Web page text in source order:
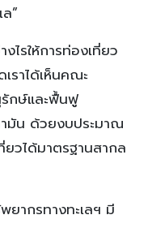
”
ไรให้การท่องเที่ยว
ราได้เห็นคณะ
กษ์และฟื้นฟู
มัน ด้วยงบประมาณ
วได้มาตรฐานสากล
ยากรทางทะเลฯ มี